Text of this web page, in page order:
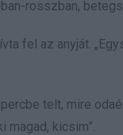
rosszban,
fel az anyját.
telt, mire
magad, kicsim”.